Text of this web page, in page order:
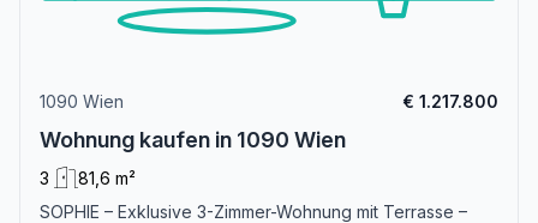
1090 Wien € 1.217.800
Wohnung kaufen in 1090 Wien
3
81,6 m²
SOPHIE – Exklusive 3-Zimmer-Wohnung mit Terrasse –